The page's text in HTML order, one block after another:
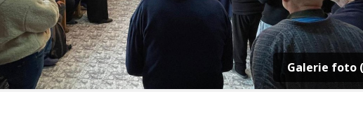
Galerie foto